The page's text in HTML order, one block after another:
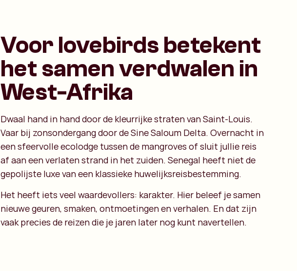
Voor lovebirds betekent
het samen verdwalen in
West-Afrika
Dwaal hand in hand door de kleurrijke straten van Saint-Louis.
Vaar bij zonsondergang door de Sine Saloum Delta. Overnacht in
een sfeervolle ecolodge tussen de mangroves of sluit jullie reis
af aan een verlaten strand in het zuiden. Senegal heeft niet de
gepolijste luxe van een klassieke huwelijksreisbestemming.
Het heeft iets veel waardevollers: karakter. Hier beleef je samen
nieuwe geuren, smaken, ontmoetingen en verhalen. En dat zijn
vaak precies de reizen die je jaren later nog kunt navertellen.